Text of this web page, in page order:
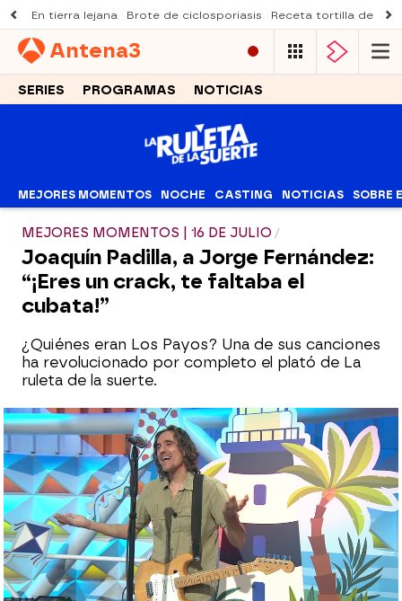
En tierra lejana Brote de ciclosporiasis Receta tortilla de
Antena3
SERIES PROGRAMAS NOTICIAS
MEJORES MOMENTOS NOCHE CASTING NOTICIAS SOBRE
MEJORES MOMENTOS | 16 DE JULIO
Joaquín Padilla, a Jorge Fernández:
“¡Eres un crack, te faltaba el
cubata!”
¿Quiénes eran Los Payos? Una de sus canciones
ha revolucionado por completo el plató de La
ruleta de la suerte.
Ruth se lleva 4.025 euros... ¡y descubre lo
que son los carabineros en La Ruleta!
Arancha Mela